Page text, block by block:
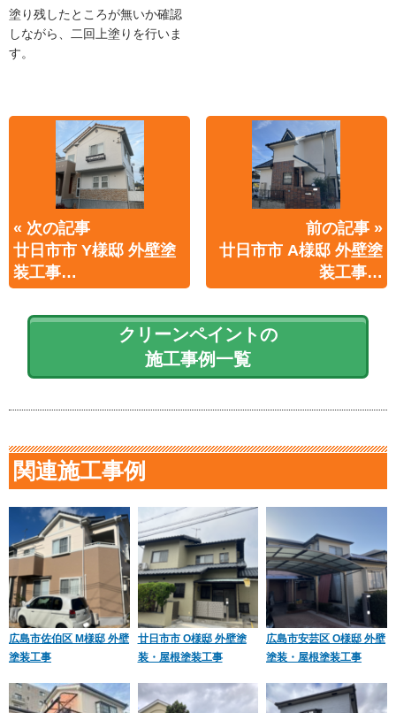
塗り残したところが無いか確認
しながら、二回上塗りを行いま
す。
« 次の記事
廿日市市 Y様邸 外壁塗
装工事…
前の記事 »
廿日市市 A様邸 外壁塗
装工事…
クリーンペイントの
施工事例一覧
関連施工事例
広島市佐伯区 M様邸 外壁
塗装工事
廿日市市 O様邸 外壁塗
装・屋根塗装工事
広島市安芸区 O様邸 外壁
塗装・屋根塗装工事